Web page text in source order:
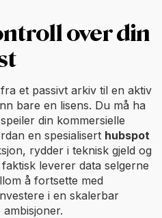
over din
et passivt arkiv til en aktiv
bare en lisens. Du må ha
din kommersielle
en spesialisert hubspot
rydder i teknisk gjeld og
leverer data selgerne
å fortsette med
i en skalerbar